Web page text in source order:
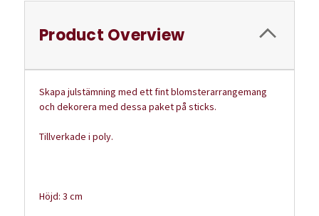
Product Overview
Skapa julstämning med ett fint blomsterarrangemang
och dekorera med dessa paket på sticks.
Tillverkade i poly.
Höjd: 3 cm